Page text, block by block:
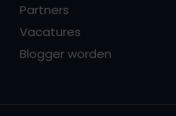
Partners
Vacatures
Blogger worden